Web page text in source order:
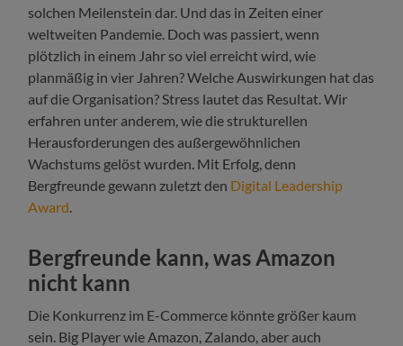
solchen Meilenstein dar. Und das in Zeiten einer
weltweiten Pandemie. Doch was passiert, wenn
plötzlich in einem Jahr so viel erreicht wird, wie
planmäßig in vier Jahren? Welche Auswirkungen hat das
auf die Organisation? Stress lautet das Resultat. Wir
erfahren unter anderem, wie die strukturellen
Herausforderungen des außergewöhnlichen
Wachstums gelöst wurden. Mit Erfolg, denn
Bergfreunde gewann zuletzt den Digital Leadership
Award.
Bergfreunde kann, was Amazon
nicht kann
Die Konkurrenz im E-Commerce könnte größer kaum
sein. Big Player wie Amazon, Zalando, aber auch